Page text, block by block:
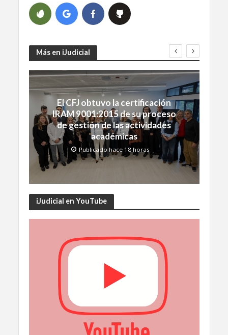
Más en iJudicial
El CFJ obtuvo la certificación
IRAM 9001:2015 de su proceso
de gestión de las actividades
académicas
Publicado hace 18 horas
iJudicial en YouTube